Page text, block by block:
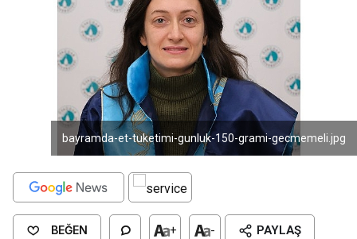
bayramda-et-tuketimi-gunluk-150-grami-gecmemeli.jpg
BEĞEN + - PAYLAŞ